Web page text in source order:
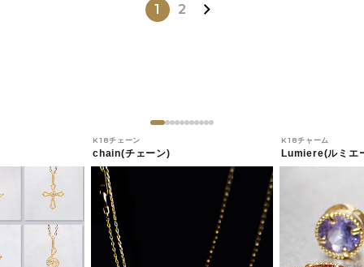
1 2
K18チェーン
chain(チェーン)
K18チャーム
Lumiere(ルミエ